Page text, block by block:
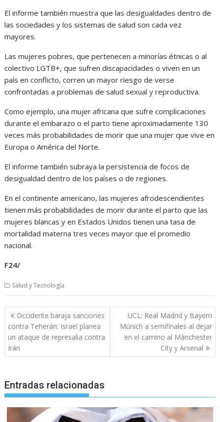
El informe también muestra que las desigualdades dentro de
las sociedades y los sistemas de salud son cada vez
mayores.
Las mujeres pobres, que pertenecen a minorías étnicas o al
colectivo LGTB+, que sufren discapacidades o viven en un
país en conflicto, corren un mayor riesgo de verse
confrontadas a problemas de salud sexual y reproductiva.
Como ejemplo, una mujer africana que sufre complicaciones
durante el embarazo o el parto tiene aproximadamente 130
veces más probabilidades de morir que una mujer que vive en
Europa o América del Norte.
El informe también subraya la persistencia de focos de
desigualdad dentro de los países o de regiones.
En el continente americano, las mujeres afrodescendientes
tienen más probabilidades de morir durante el parto que las
mujeres blancas y en Estados Unidos tienen una tasa de
mortalidad materna tres veces mayor que el promedio
nacional.
F24/
Salud y Tecnología
Navegación
de
entradas
Occidente baraja sanciones
contra Teherán: Israel planea
un ataque de represalia contra
Irán
UCL: Real Madrid y Bayern
Múnich a semifinales al dejar
en el camino al Mánchester
City y Arsenal
Entradas relacionadas